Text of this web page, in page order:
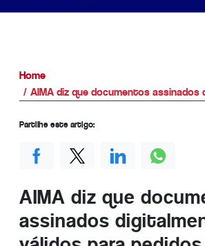
Home
AIMA diz que documentos
AIMA diz que
assinados
Partilhe este artigo: